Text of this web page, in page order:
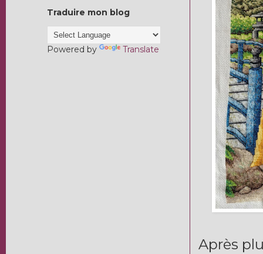
Après
Traduire mon blog
Powered by Translate